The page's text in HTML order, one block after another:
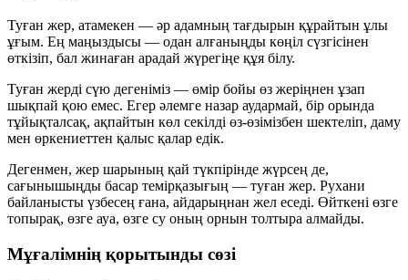
Туған жер, атамекен — әр адамның тағдырын құрайтын ұлы
ұғым. Ең маңыздысы — одан алғаныңды көңіл сүзгісінен
өткізіп, бал жинаған арадай жүрегіңе құя білу.
Туған жерді сүю дегеніміз — өмір бойы өз жеріңнен ұзап
шықпай қою емес. Егер әлемге назар аудармай, бір орында
тұйықталсақ, ақпайтын көл секілді өз-өзімізбен шектеліп, даму
мен өркениеттен қалыс қалар едік.
Дегенмен, жер шарының қай түкпірінде жүрсең де,
сағынышыңды басар темірқазығың — туған жер. Рухани
байланысты үзбесең ғана, айдарыңнан жел еседі. Өйткені өзге
топырақ, өзге ауа, өзге су оның орнын толтыра алмайды.
Мұғалімнің қорытынды сөзі